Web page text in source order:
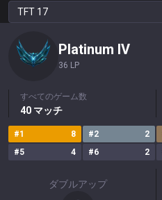
TFT 17
Platinum IV
36 LP
すべてのゲーム数
40 マッチ
#1 8 #2 2
#5 4 #6 2
ダブルアップ